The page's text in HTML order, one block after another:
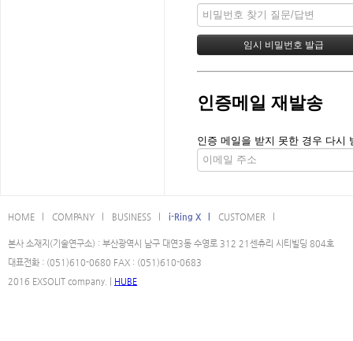
인증메일 재발송
인증 메일을 받지 못한 경우 다시
HOME l COMPANY l BUSINESS l i-Ring X l CUSTOMER l
본사 소재지(기술연구소) : 부산광역시 남구 대연3동 수영로 312 21센츄리 시티빌딩 804호
대표전화 : (051)610-0680 FAX : (051)610-0683
2016 EXSOLIT company. | HUBE